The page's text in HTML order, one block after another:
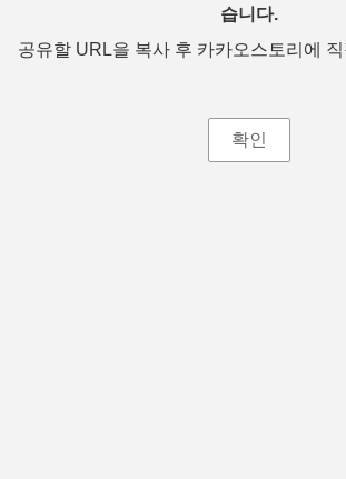
습니다.
공유할 URL을 복사 후 카카오스토리에
확인